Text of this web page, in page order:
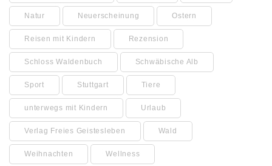
Natur Neuerscheinung Ostern
Reisen mit Kindern Rezension
Schloss Waldenbuch Schwäbische Alb
Sport Stuttgart Tiere
unterwegs mit Kindern Urlaub
Verlag Freies Geistesleben Wald
Weihnachten Wellness